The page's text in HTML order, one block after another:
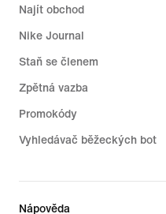
Najít obchod
Nike Journal
Staň se členem
Zpětná vazba
Promokódy
Vyhledávač běžeckých bot
Nápověda